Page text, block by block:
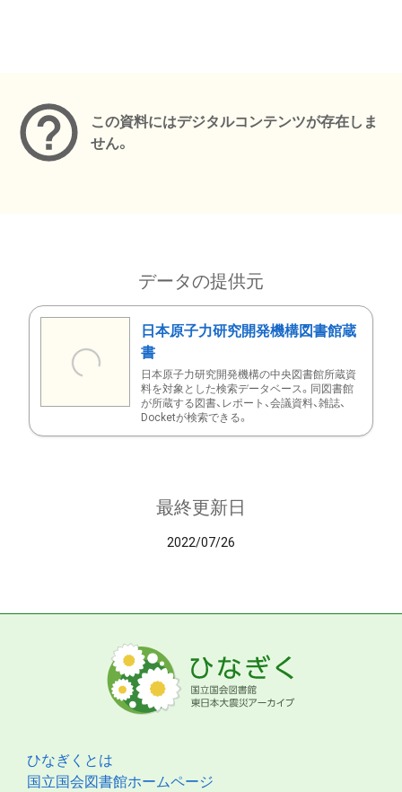
この資料にはデジタルコンテンツが存在しま
せん。
データの提供元
日本原子力研究開発機構図書館蔵
書
日本原子力研究開発機構の中央図書館所蔵資
料を対象とした検索データベース。同図書館
が所蔵する図書、レポート、会議資料、雑誌、
Docketが検索できる。
最終更新日
2022/07/26
ひなぎくとは
国立国会図書館ホームページ